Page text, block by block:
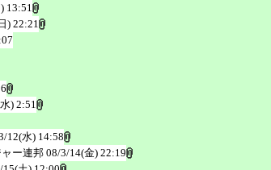
13:51
) 22:21
) 2:51
12(水) 14:58
ー連邦 08/3/14(金) 22:19